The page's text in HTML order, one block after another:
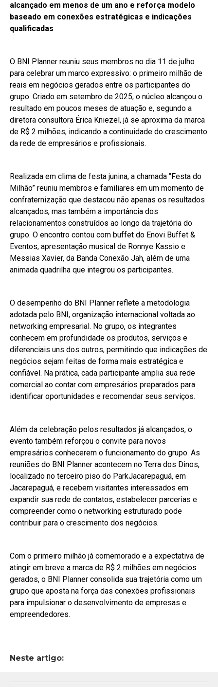
alcançado em menos de um ano e reforça modelo
baseado em conexões estratégicas e indicações
qualificadas
O BNI Planner reuniu seus membros no dia 11 de julho
para celebrar um marco expressivo: o primeiro milhão de
reais em negócios gerados entre os participantes do
grupo. Criado em setembro de 2025, o núcleo alcançou o
resultado em poucos meses de atuação e, segundo a
diretora consultora Érica Kniezel, já se aproxima da marca
de R$ 2 milhões, indicando a continuidade do crescimento
da rede de empresários e profissionais.
Realizada em clima de festa junina, a chamada “Festa do
Milhão” reuniu membros e familiares em um momento de
confraternização que destacou não apenas os resultados
alcançados, mas também a importância dos
relacionamentos construídos ao longo da trajetória do
grupo. O encontro contou com buffet do Enovi Buffet &
Eventos, apresentação musical de Ronnye Kassio e
Messias Xavier, da Banda Conexão Jah, além de uma
animada quadrilha que integrou os participantes.
O desempenho do BNI Planner reflete a metodologia
adotada pelo BNI, organização internacional voltada ao
networking empresarial. No grupo, os integrantes
conhecem em profundidade os produtos, serviços e
diferenciais uns dos outros, permitindo que indicações de
negócios sejam feitas de forma mais estratégica e
confiável. Na prática, cada participante amplia sua rede
comercial ao contar com empresários preparados para
identificar oportunidades e recomendar seus serviços.
Além da celebração pelos resultados já alcançados, o
evento também reforçou o convite para novos
empresários conhecerem o funcionamento do grupo. As
reuniões do BNI Planner acontecem no Terra dos Dinos,
localizado no terceiro piso do ParkJacarepaguá, em
Jacarepaguá, e recebem visitantes interessados em
expandir sua rede de contatos, estabelecer parcerias e
compreender como o networking estruturado pode
contribuir para o crescimento dos negócios.
Com o primeiro milhão já comemorado e a expectativa de
atingir em breve a marca de R$ 2 milhões em negócios
gerados, o BNI Planner consolida sua trajetória como um
grupo que aposta na força das conexões profissionais
para impulsionar o desenvolvimento de empresas e
empreendedores.
Neste artigo: